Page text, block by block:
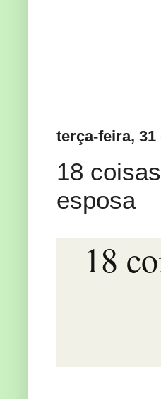
terça-feira, 31
18
esposa
18